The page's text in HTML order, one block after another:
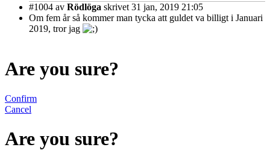
#1004 av Rödlöga skrivet 31 jan, 2019 21:05
Om fem år så kommer man tycka att guldet va billigt i Januari
2019, tror jag
Are you sure?
Confirm
Cancel
Are you sure?